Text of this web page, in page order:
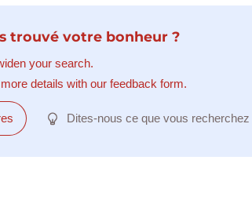
trouvé votre bonheur ?
your search.
details with our feedback form.
Dites-nous ce que vous recherchez